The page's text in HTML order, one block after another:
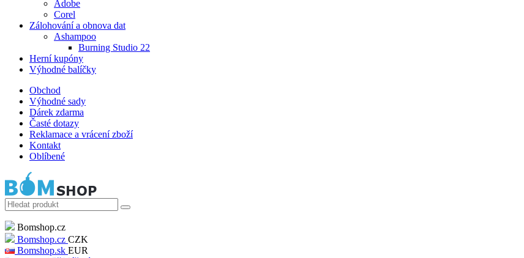
Adobe
Corel
Zálohování a obnova dat
Ashampoo
Burning Studio 22
Herní kupóny
Výhodné balíčky
Obchod
Výhodné sady
Dárek zdarma
Časté dotazy
Reklamace a vrácení zboží
Kontakt
Oblíbené
Bomshop.cz
Bomshop.cz CZK
Bomshop.sk EUR